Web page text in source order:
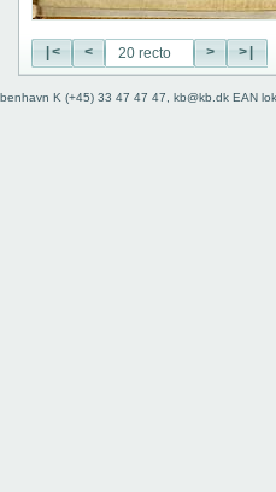
|< < > >|
K (+45) 33 47 47 47, kb@kb.dk EAN